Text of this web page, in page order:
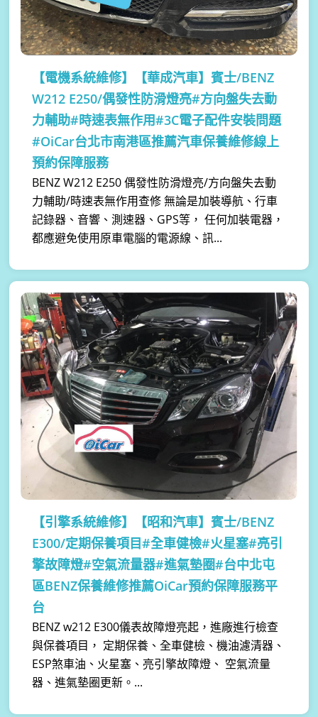
【電機系統維修】
【華成汽車】賓士/BENZ
W212 E250/偶發性防滑燈亮#方向盤失去動
力輔助#時速表無作用#3C電子配件安裝問題
#OiCar台北市南港區推薦汽車保養維修線上
預約保障服務
BENZ W212 E250 偶發性防滑燈亮/方向盤失去動
力輔助/時速表無作用查修 無論是加裝導航、行車
記錄器、音響、測速器、GPS等， 任何加裝電器，
都應避免使用原車電腦的電源線、訊...
【引擎系統維修】
【昭和汽車】賓士/BENZ
E300/定期保養項目#全車健檢#火星塞#亮引
擎故障燈#空氣流量器#進氣墊圈#台中北屯
區BENZ保養維修推薦OiCar預約保障服務平
台
BENZ w212 E300儀表故障燈亮起，進廠進行檢查
與保養項目， 定期保養、全車健檢、機油濾清器、
ESP煞車油、火星塞、亮引擎故障燈、 空氣流量
器、進氣墊圈更新。...